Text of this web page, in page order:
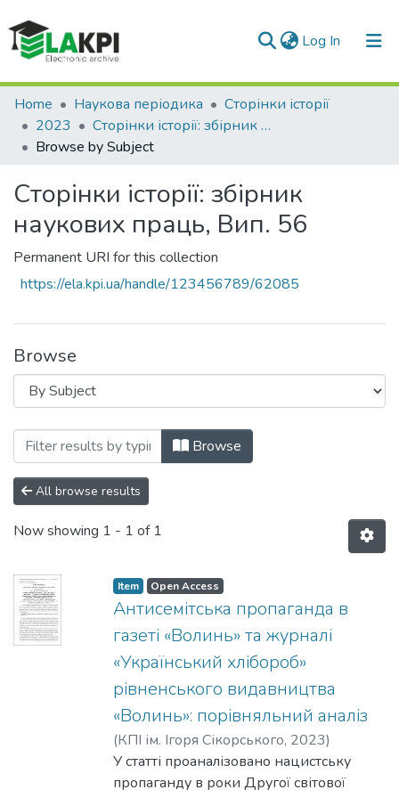
Log In (current)
Communities & Collections
All of DSpace
Home Наукова періодика
Сторінки історії
2023
Сторінки історії: збірник наукових праць, Вип. 56
Browse by Subject
Сторінки історії: збірник
наукових праць, Вип. 56
Permanent URI for this collection
https://ela.kpi.ua/handle/123456789/62085
Browse
Browsing Сторінки історії: збірник
Browse
All browse results
Now showing 1 - 1 of 1
Item Open Access
Антисемітська пропаганда в
газеті «Волинь» та журналі
«Український хлібороб»
рівненського видавництва
«Волинь»: порівняльний аналіз
(КПІ ім. Ігоря Сікорського, 2023)
Михальчук, Р. Ю.
У статті проаналізовано нацистську
пропаганду в роки Другої світової